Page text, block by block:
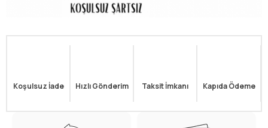
Koşulsuz İade Hızlı Gönderim Taksit İmkanı Kapıda Ödeme